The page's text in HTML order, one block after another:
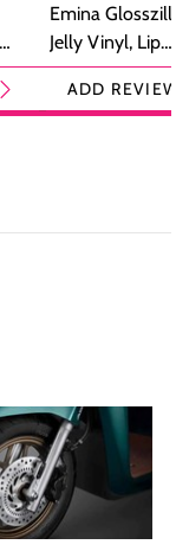
Emina
Jelly Vinyl, Lip
Cream Glossy
Ringan
ADD